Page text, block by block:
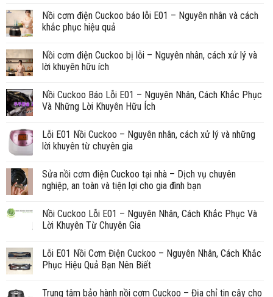
Nồi cơm điện Cuckoo báo lỗi E01 – Nguyên nhân và cách
khắc phục hiệu quả
Nồi cơm điện Cuckoo bị lỗi – Nguyên nhân, cách xử lý và
lời khuyên hữu ích
Nồi Cuckoo Báo Lỗi E01 – Nguyên Nhân, Cách Khắc Phục
Và Những Lời Khuyên Hữu Ích
Lỗi E01 Nồi Cuckoo – Nguyên nhân, cách xử lý và những
lời khuyên từ chuyên gia
Sửa nồi cơm điện Cuckoo tại nhà – Dịch vụ chuyên
nghiệp, an toàn và tiện lợi cho gia đình bạn
Nồi Cuckoo Lỗi E01 – Nguyên Nhân, Cách Khắc Phục Và
Lời Khuyên Từ Chuyên Gia
Lỗi E01 Nồi Cơm Điện Cuckoo – Nguyên Nhân, Cách Khắc
Phục Hiệu Quả Bạn Nên Biết
Trung tâm bảo hành nồi cơm Cuckoo – Địa chỉ tin cậy cho